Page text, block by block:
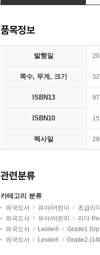
품목정보
발행일
쪽수, 무게, 크기
ISBN13
ISBN10
렉사일
관련분류
카테고리 분류
외국도서 유아/어린이 초급리
외국도서
유아/어린이
리더
외국도서
Lexile®
Grade1
외국도서
Lexile® Grade2